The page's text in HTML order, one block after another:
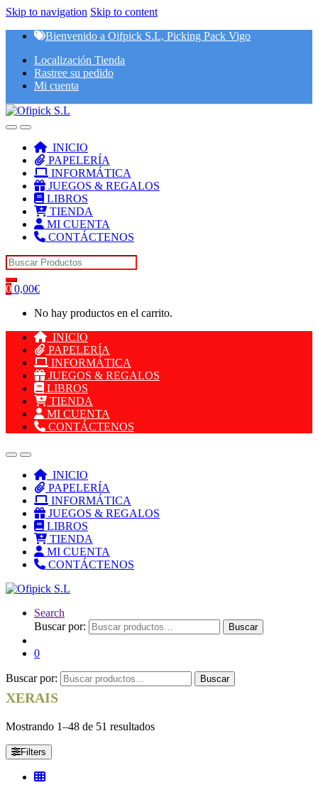
Skip to navigation Skip to content
Bienvenido a Oifpick S.L, Picking Pack Vigo
Localización Tienda
Rastree su pedido
Mi cuenta
INICIO
PAPELERÍA
INFORMÁTICA
JUEGOS & REGALOS
LIBROS
TIENDA
MI CUENTA
CONTÁCTENOS
Search for:
0 0,00€
No hay productos en el carrito.
INICIO
PAPELERÍA
INFORMÁTICA
JUEGOS & REGALOS
LIBROS
TIENDA
MI CUENTA
CONTÁCTENOS
INICIO
PAPELERÍA
INFORMÁTICA
JUEGOS & REGALOS
LIBROS
TIENDA
MI CUENTA
CONTÁCTENOS
Search
Buscar por:
Buscar
0
Buscar por: Buscar
XERAIS
Mostrando 1–48 de 51 resultados
Filters